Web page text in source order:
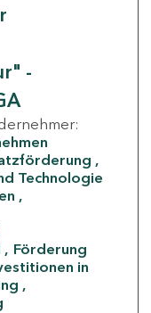
-
Technologie
Förderung
in